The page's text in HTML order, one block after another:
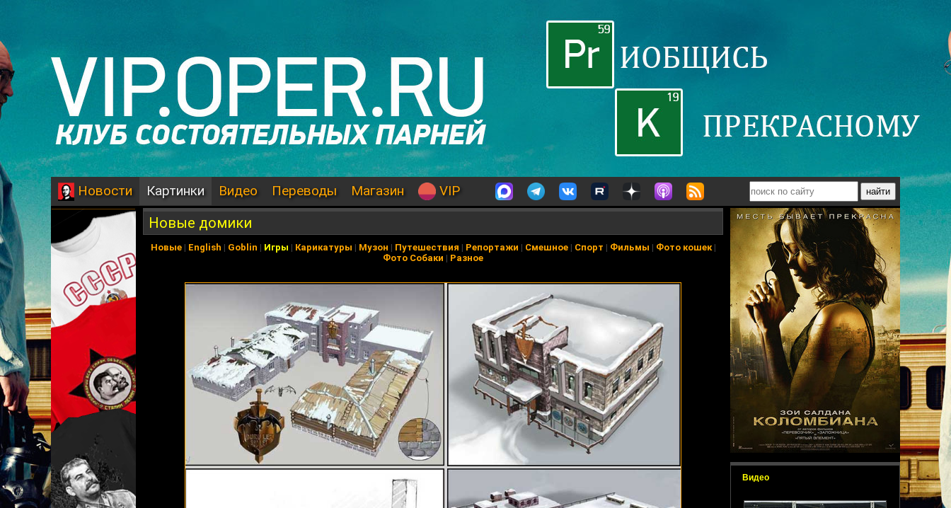
Новости Картинки Видео Переводы Магазин VIP
Видео
Новые домики
Новые| English | Goblin | Игры | Карикатуры | Музон | Путешествия | Репортажи | Смешное| Спорт | Фильмы | Фото кошек|
Фото Собаки | Разное